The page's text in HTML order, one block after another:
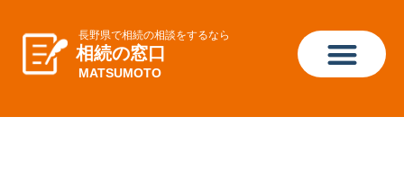
長野県で相続の相談をするなら
相続の窓口
MATSUMOTO